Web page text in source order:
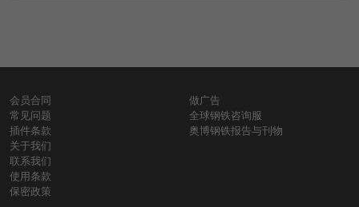
会员合同
常见问题
插件条款
关于我们
联系我们
使用条款
保密政策
做广告
全球钢铁咨询服
奥博钢铁报告与刊物